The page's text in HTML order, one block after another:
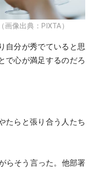
像出典：PIXTA）
自分が秀でていると思
で心が満足するのだろ
たらと張り合う人たち
らそう言った。他部署